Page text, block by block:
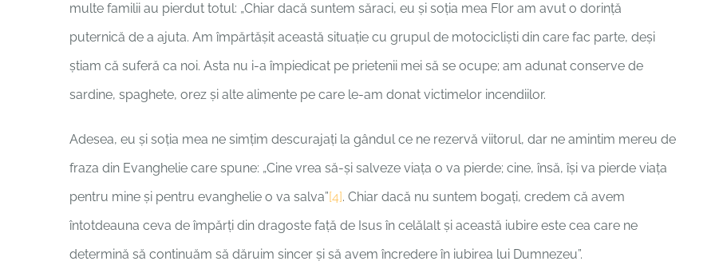
multe familii au pierdut totul: „Chiar dacă suntem săraci, eu și soția mea Flor am avut o dorință
puternică de a ajuta. Am împărtășit această situație cu grupul de motocicliști din care fac parte, deși
știam că suferă ca noi. Asta nu i-a împiedicat pe prietenii mei să se ocupe; am adunat conserve de
sardine, spaghete, orez și alte alimente pe care le-am donat victimelor incendiilor.
Adesea, eu și soția mea ne simțim descurajați la gândul ce ne rezervă viitorul, dar ne amintim mereu de
fraza din Evanghelie care spune: „Cine vrea să-şi salveze viaţa o va pierde; cine, însă, îşi va pierde viaţa
pentru mine şi pentru evanghelie o va salva”[4]. Chiar dacă nu suntem bogați, credem că avem
întotdeauna ceva de împărți din dragoste față de Isus în celălalt și această iubire este cea care ne
determină să continuăm să dăruim sincer și să avem încredere în iubirea lui Dumnezeu”.